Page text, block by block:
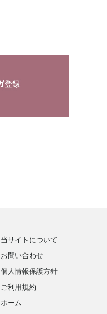
当サイトについて
お問い合わせ
個人情報保護方針
ご利用規約
ホーム